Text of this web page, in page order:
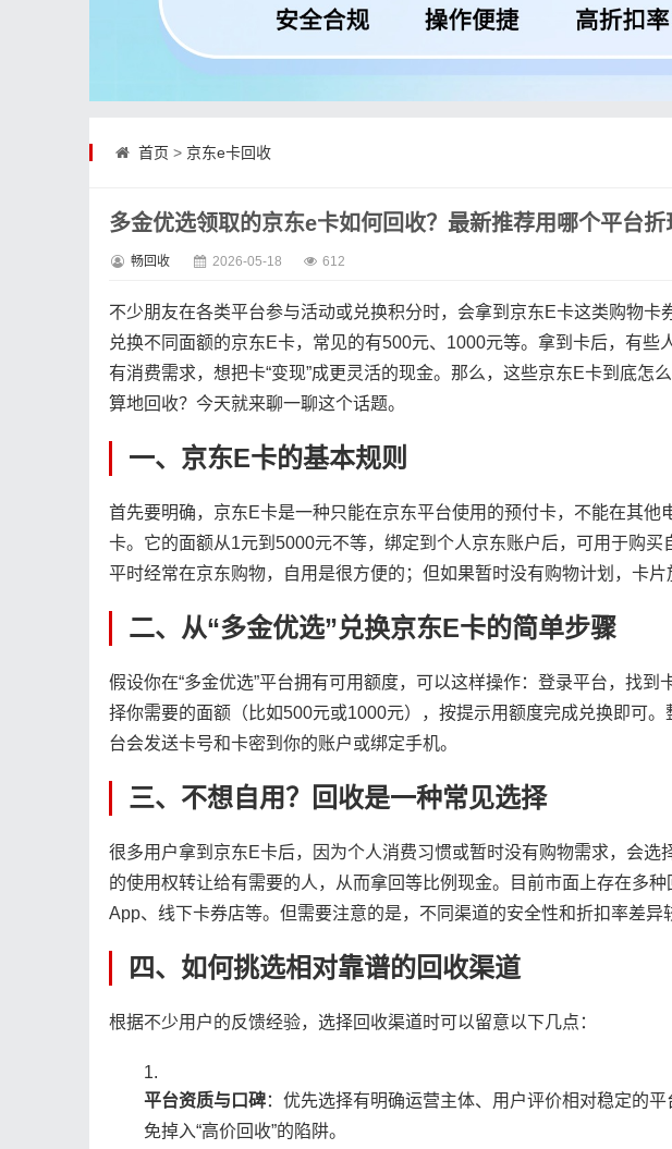
首页 > 京东e卡回收
多金优选领取的京东e卡如何回收？最新推荐用哪个平台折
畅回收 2026-05-18 612
不少朋友在各类平台参与活动或兑换积分时，会拿到京东E卡这类购物卡
兑换不同面额的京东E卡，常见的有500元、1000元等。拿到卡后，有些
有消费需求，想把卡“变现”成更灵活的现金。那么，这些京东E卡到底怎
算地回收？今天就来聊一聊这个话题。
一、京东E卡的基本规则
首先要明确，京东E卡是一种只能在京东平台使用的预付卡，不能在其他
卡。它的面额从1元到5000元不等，绑定到个人京东账户后，可用于购
平时经常在京东购物，自用是很方便的；但如果暂时没有购物计划，卡片
二、从“多金优选”兑换京东E卡的简单步骤
假设你在“多金优选”平台拥有可用额度，可以这样操作：登录平台，找到
择你需要的面额（比如500元或1000元），按提示用额度完成兑换即可
台会发送卡号和卡密到你的账户或绑定手机。
三、不想自用？回收是一种常见选择
很多用户拿到京东E卡后，因为个人消费习惯或暂时没有购物需求，会选
的使用权转让给有需要的人，从而拿回等比例现金。目前市面上存在多
App、线下卡券店等。但需要注意的是，不同渠道的安全性和折扣率差异
四、如何挑选相对靠谱的回收渠道
根据不少用户的反馈经验，选择回收渠道时可以留意以下几点：
平台资质与口碑：优先选择有明确运营主体、用户评价相对稳定的
免掉入“高价回收”的陷阱。